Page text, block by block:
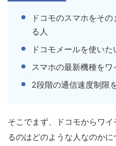
ドコモのスマホをそ
る人
ドコモメールを使いた
スマホの最新機種を
2段階の通信速度制限
そこでまず、ドコモからワ
るのはどのような人なのかに